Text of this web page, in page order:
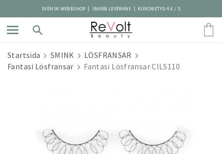
SVENSK WEBBSHOP | SNABB LEVERANS | KUNDBETYG 4.6 / 5
Startsida SMINK
LÖSFRANSAR
Fantasi Lösfransar
Fantasi Lösfransar CILS110